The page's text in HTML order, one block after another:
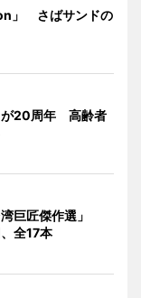
」 さばサンドの
が20周年 高齢者
巨匠傑作選」
全17本